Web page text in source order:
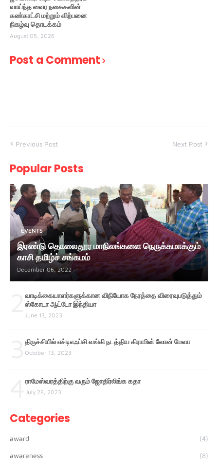
வாய்ந்த வைர நகைகளின்
கண்காட்சி மற்றும் விற்பனை
நிகழ்வு தொடக்கம்
August 05, 2026
Post a Comment
Previous Post Next Post
Popular Posts
EVENTS
இரண்டு தொலைதூர மாநிலங்களை நெருக்கமாக்கும்
காசி தமிழ்ச் சங்கமம்
December 06, 2022
வாடிக்கையாளர்களுக்கான விநியோக நேரத்தை விரைவுபடுத்தும்
ஸ்கோடா ஆட்டோ இந்தியா
June 13, 2023
திருச்சியில் எச்டிஎஃப்சி வங்கி நடத்திய கிராமின் லோன் மேளா
October 13, 2023
ராமேஸ்வரத்திற்கு வரும் ஜோதிர்லிங்க கதா
July 28, 2023
Categories
award (4)
awareness (8)